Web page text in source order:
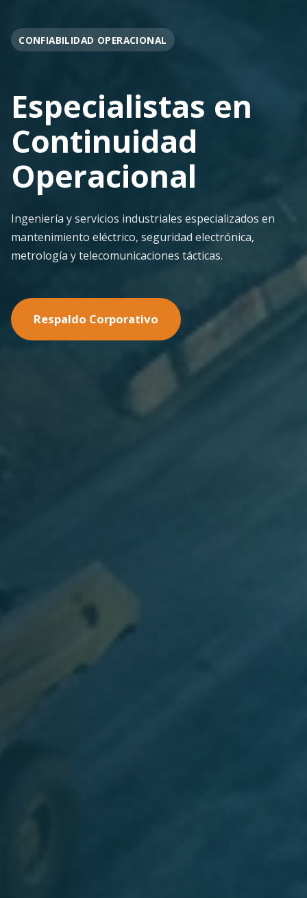
OPERACIÓN EN FAENA
Soporte
Operacional
Continuo
Despliegue ágil en terreno con los más altos
estándares de seguridad y calidad técnica para la
minería pesada.
Nuestras Soluciones